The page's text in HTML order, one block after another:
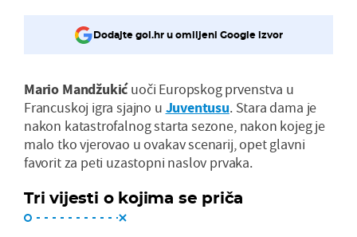
Dodajte gol.hr u omiljeni Google izvor
Mario Mandžukićuoči Europskog prvenstva u
Francuskoj igra sjajno u Juventusu. Stara dama je
nakon katastrofalnog starta sezone, nakon kojeg je
malo tko vjerovao u ovakav scenarij, opet glavni
favorit za peti uzastopni naslov prvaka.
Tri vijesti o kojima se priča